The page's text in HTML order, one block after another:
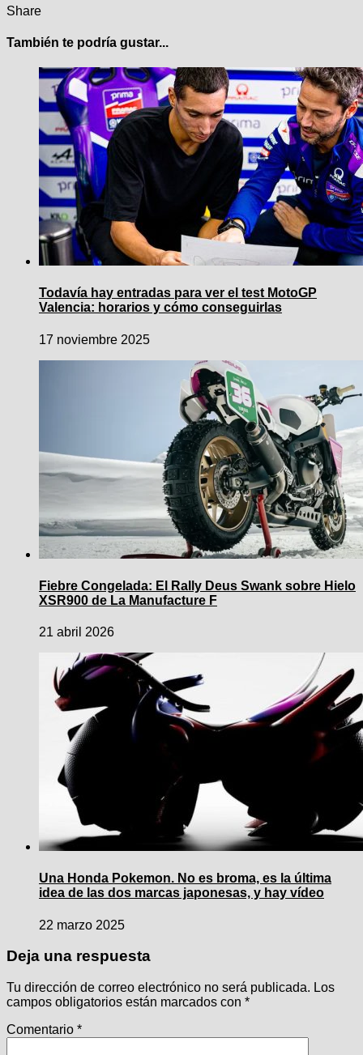
Share
También te podría gustar...
Todavía hay entradas para ver el test MotoGP
Valencia: horarios y cómo conseguirlas
17 noviembre 2025
Fiebre Congelada: El Rally Deus Swank sobre Hielo
XSR900 de La Manufacture F
21 abril 2026
Una Honda Pokemon. No es broma, es la última
idea de las dos marcas japonesas, y hay vídeo
22 marzo 2025
Deja una respuesta
Tu dirección de correo electrónico no será publicada. Los
campos obligatorios están marcados con *
Comentario *